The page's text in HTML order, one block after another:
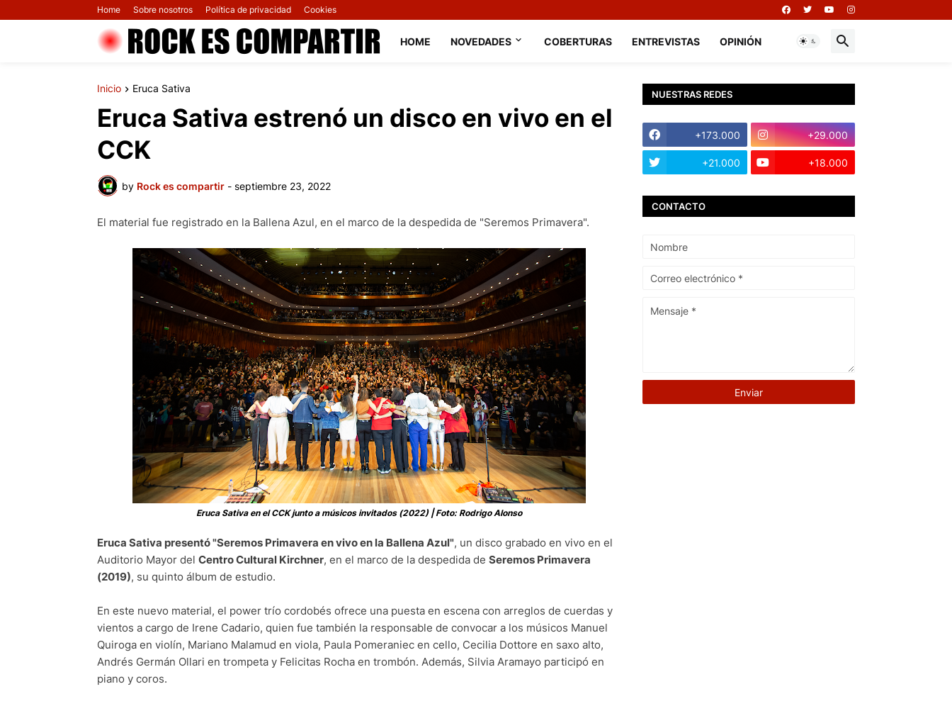
Home Sobre nosotros Política de privacidad Cookies
HOME NOVEDADES COBERTURAS ENTREVISTAS OPINIÓN
Inicio Eruca Sativa
Eruca Sativa estrenó un disco en vivo en el
CCK
by Rock es compartir - septiembre 23, 2022
El material fue registrado en la Ballena Azul, en el marco de la despedida de "Seremos Primavera".
Eruca Sativa en el CCK junto a músicos invitados (2022) | Foto: Rodrigo Alonso
Eruca Sativa presentó "Seremos Primavera en vivo en la Ballena Azul", un disco grabado en vivo en el
Auditorio Mayor del Centro Cultural Kirchner, en el marco de la despedida de Seremos Primavera
(2019), su quinto álbum de estudio.
En este nuevo material, el power trío cordobés ofrece una puesta en escena con arreglos de cuerdas y
vientos a cargo de Irene Cadario, quien fue también la responsable de convocar a los músicos Manuel
Quiroga en violín, Mariano Malamud en viola, Paula Pomeraniec en cello, Cecilia Dottore en saxo alto,
Andrés Germán Ollari en trompeta y Felicitas Rocha en trombón. Además, Silvia Aramayo participó en
piano y coros.
NUESTRAS REDES
+173.000 +29.000
+21.000 +18.000
CONTACTO